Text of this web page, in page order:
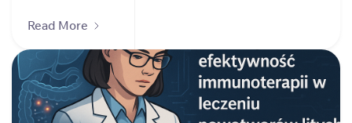
Read More